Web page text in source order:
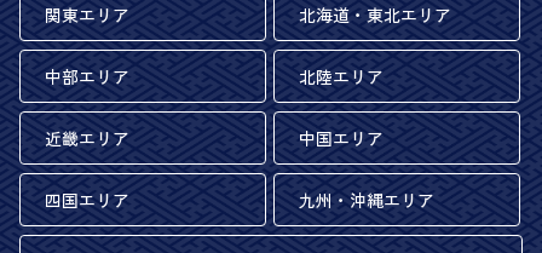
関東エリア 北海道・東北エリア
中部エリア 北陸エリア
近畿エリア 中国エリア
四国エリア 九州・沖縄エリア